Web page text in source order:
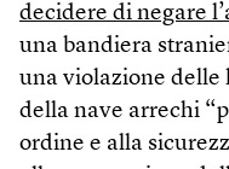
decidere di negare
una bandiera
una violazione delle
della nave arrechi
ordine e alla